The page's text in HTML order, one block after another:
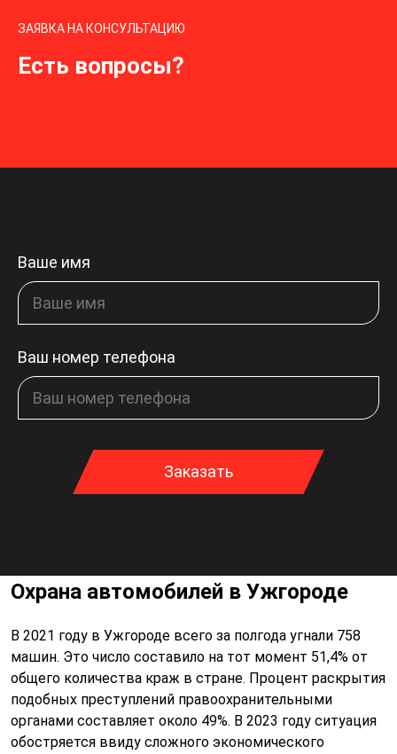
ЗАЯВКА НА КОНСУЛЬТАЦИЮ
Есть вопросы?
Ваше имя
Ваш номер телефона
Заказать
Охрана автомобилей в Ужгороде
В 2021 году в Ужгороде всего за полгода угнали 758
машин. Это число составило на тот момент 51,4% от
общего количества краж в стране. Процент раскрытия
подобных преступлений правоохранительными
органами составляет около 49%. В 2023 году ситуация
обостряется ввиду сложного экономического